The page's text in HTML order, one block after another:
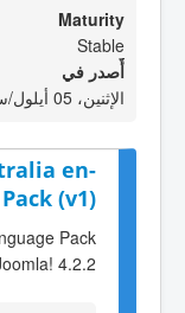
Maturity
Stable
أٌصدر في
الإثنين، 05 أيلول/سبتمبر 2022 04:28
en-
(v1)
Pack
4.2.2